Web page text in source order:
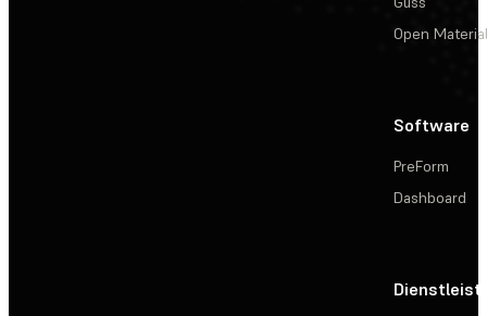
Open
Software
PreForm
Dashboard